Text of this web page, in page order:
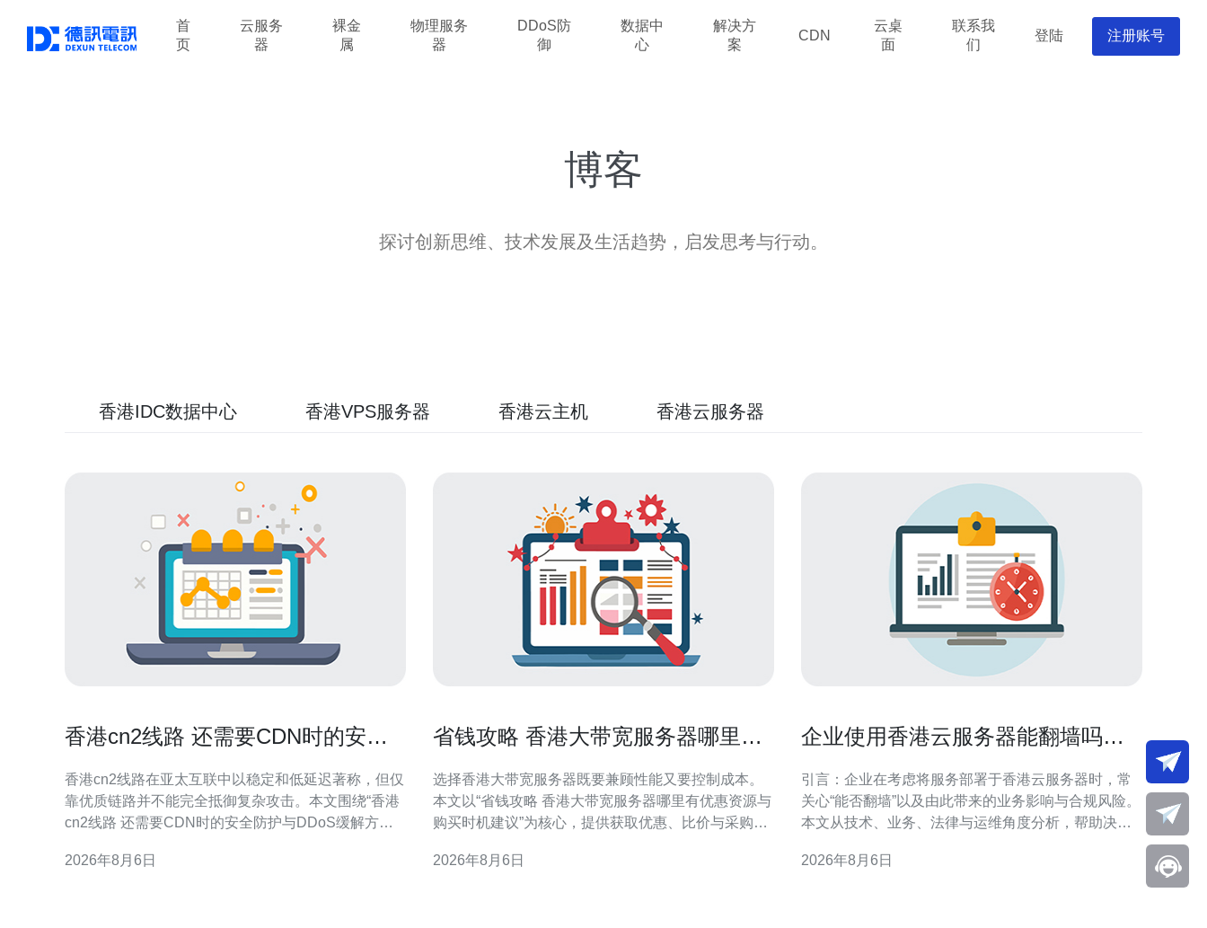
首
页
云服务
器
裸金
属
物理服务
器
DDoS防
御
数据中
心
解决方
案
CDN
云桌
面
联系我
们
登陆 注册账号
博客
探讨创新思维、技术发展及生活趋势，启发思考与行动。
香港IDC数据中心 香港VPS服务器 香港云主机 香港云服务器
香港cn2线路 还需要CDN时的安全
香港cn2线路在亚太互联中以稳定和低延迟著称，但仅
靠优质链路并不能完全抵御复杂攻击。本文围绕“香港
cn2线路 还需要CDN时的安全防护与DDoS缓解方法”
理员参考，帮助提升可用性与安全性。 香港cn2线路
2026年8月6日
省钱攻略 香港大带宽服务器哪里有
选择香港大带宽服务器既要兼顾性能又要控制成本。
本文以“省钱攻略 香港大带宽服务器哪里有优惠资源与
购买时机建议”为核心，提供获取优惠、比价与采购时
要关注香港大带宽服务器的优惠资源 香港节点在国际
2026年8月6日
企业使用香港云服务器能翻墙吗对
引言：企业在考虑将服务部署于香港云服务器时，常
关心“能否翻墙”以及由此带来的业务影响与合规风险。
本文从技术、业务、法律与运维角度分析，帮助决策
（技术与现实） 技术上，香港作为国际网络节点，通
2026年8月6日